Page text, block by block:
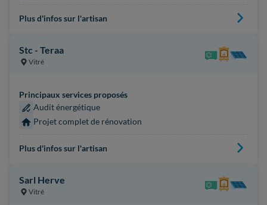
Plus d'infos sur l'artisan
Stc - Teraa
Vitré
Principaux services proposés
Audit énergétique
Projet complet de rénovation
Plus d'infos sur l'artisan
Sarl Herve
Vitré